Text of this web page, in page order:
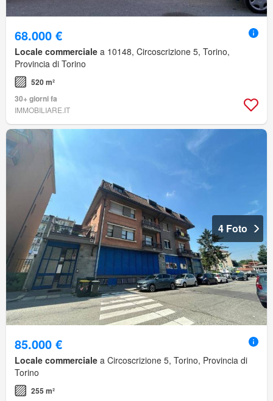
68.000 €
Locale commerciale a 10148, Circoscrizione 5, Torino,
Provincia di Torino
520 m²
30+ giorni fa
IMMOBILIARE.IT
4 Foto
85.000 €
Locale commerciale a Circoscrizione 5, Torino, Provincia di
Torino
255 m²